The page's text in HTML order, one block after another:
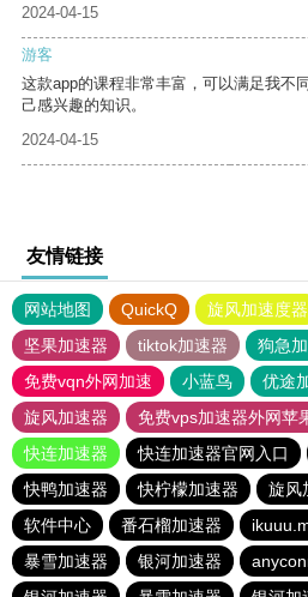
2024-04-15
游客
这款app的课程非常丰富，可以满足我不
己感兴趣的知识。
2024-04-15
友情链接
网站地图 QuickQ 旋风加速度器
坚果加速器
tiktok加速器
狗急
免费vqn外网加速
小蓝鸟 优途
旋风加速器
免费vps加速器外网苹
快连加速器
快连加速器官网入口
快鸭加速器
快柠檬加速器 旋风
软件中心
番石榴加速器
暴雪加速器
银河加速器